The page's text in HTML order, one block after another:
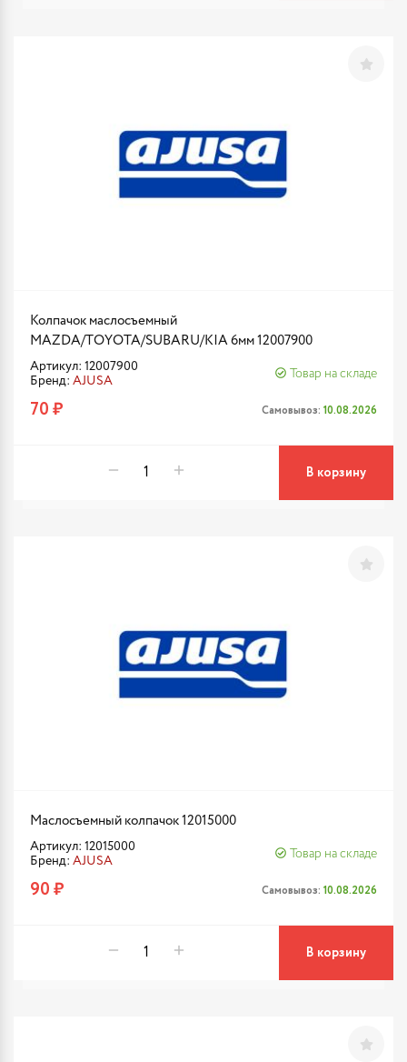
Колпачок маслосъемный
MAZDA/TOYOTA/SUBARU/KIA 6мм 12007900
Артикул: 12007900
Бренд: AJUSA
Товар на складе
70 ₽ Самовывоз: 10.08.2026
В корзину
Маслосъемный колпачок 12015000
Артикул: 12015000
Бренд: AJUSA
Товар на складе
90 ₽ Самовывоз: 10.08.2026
В корзину